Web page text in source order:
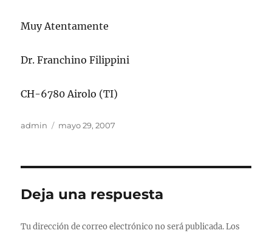
Muy Atentamente
Dr. Franchino Filippini
CH-6780 Airolo (TI)
Autor
admin
Publicado
mayo 29, 2007
Deja una respuesta
Tu dirección de correo electrónico no será publicada. Los